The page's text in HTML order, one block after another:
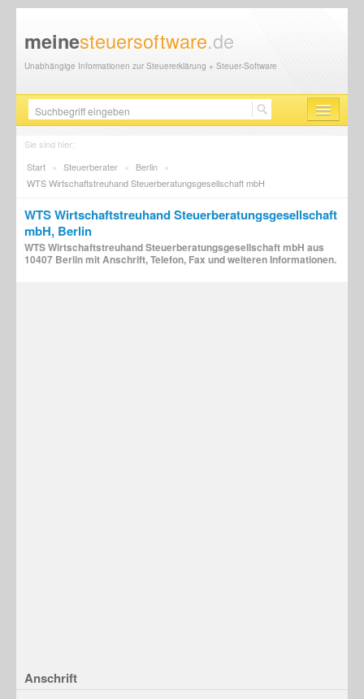
meinesteuersoftware.de
Unabhängige Informationen zur Steuererklärung + Steuer-Software
Steuersoftware
Steuererklärung
Finanzamt
Sie sind hier:
Start » Steuerberater » Berlin »
WTS Wirtschaftstreuhand Steuerberatungsgesellschaft mbH
WTS Wirtschaftstreuhand Steuerberatungsgesellschaft
mbH, Berlin
WTS Wirtschaftstreuhand Steuerberatungsgesellschaft mbH aus
10407 Berlin mit Anschrift, Telefon, Fax und weiteren Informationen.
Anschrift